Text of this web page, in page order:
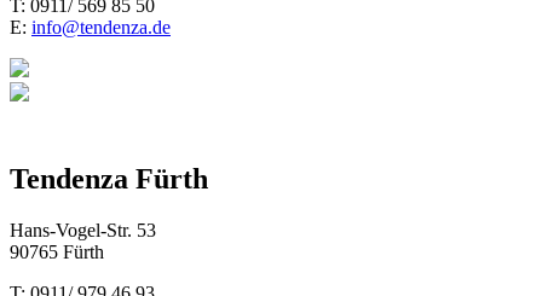
T: 0911/ 569 85 50
E: info@tendenza.de
Tendenza Fürth
Hans-Vogel-Str. 53
90765 Fürth